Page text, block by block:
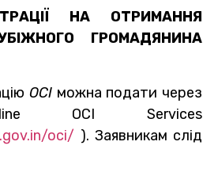
НА ОТРИМАННЯ
ГРОМАДЯНИНА
OCI можна подати через
OCI Services
oci/ ). Заявникам слід